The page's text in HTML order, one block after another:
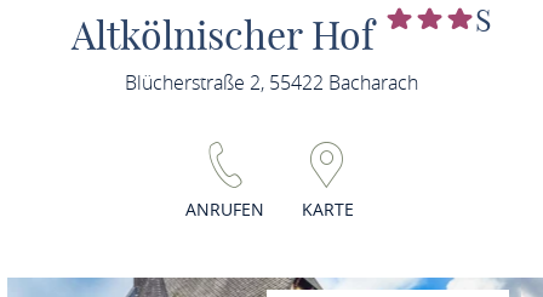
Altkölnischer Hof S
Blücherstraße 2, 55422 Bacharach
ANRUFEN KARTE